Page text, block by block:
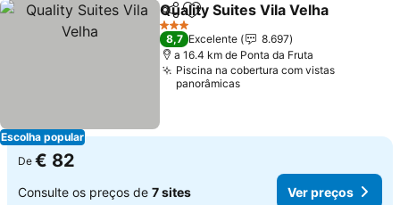
Escolha popular
PartilharAdicionar aos favoritos
Quality Suites Vila Velha
3 Estrelas
8,7 Excelente
8.697
a 16.4 km de Ponta da Fruta
Piscina na cobertura com vistas
panorâmicas
De € 82
Consulte os preços de 7 sites Ver preços